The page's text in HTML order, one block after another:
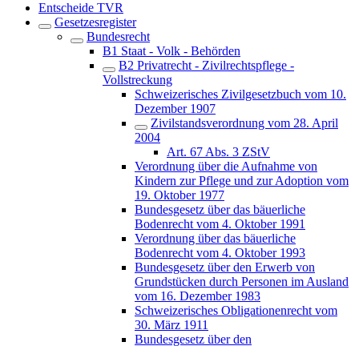
Entscheide TVR
Gesetzesregister
Bundesrecht
B1 Staat - Volk - Behörden
B2 Privatrecht - Zivilrechtspflege -
Vollstreckung
Schweizerisches Zivilgesetzbuch vom 10.
Dezember 1907
Zivilstandsverordnung vom 28. April
2004
Art. 67 Abs. 3 ZStV
Verordnung über die Aufnahme von
Kindern zur Pflege und zur Adoption vom
19. Oktober 1977
Bundesgesetz über das bäuerliche
Bodenrecht vom 4. Oktober 1991
Verordnung über das bäuerliche
Bodenrecht vom 4. Oktober 1993
Bundesgesetz über den Erwerb von
Grundstücken durch Personen im Ausland
vom 16. Dezember 1983
Schweizerisches Obligationenrecht vom
30. März 1911
Bundesgesetz über den